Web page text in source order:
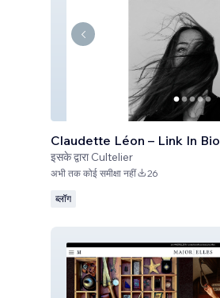
Claudette Léon – Link In Bio
इसके द्वारा Cultelier
अभी तक कोई समीक्षा नहीं 26
ब्लॉग